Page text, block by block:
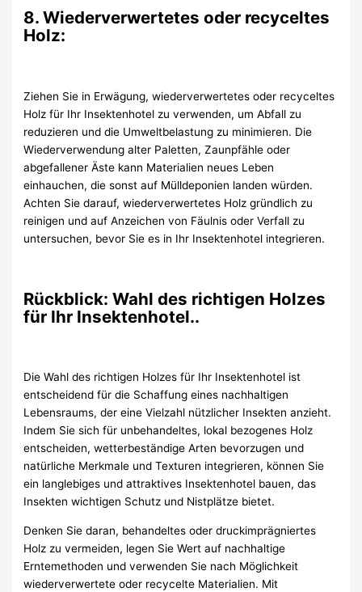
8. Wiederverwertetes oder recyceltes
Holz:
Ziehen Sie in Erwägung, wiederverwertetes oder recyceltes
Holz für Ihr Insektenhotel zu verwenden, um Abfall zu
reduzieren und die Umweltbelastung zu minimieren. Die
Wiederverwendung alter Paletten, Zaunpfähle oder
abgefallener Äste kann Materialien neues Leben
einhauchen, die sonst auf Mülldeponien landen würden.
Achten Sie darauf, wiederverwertetes Holz gründlich zu
reinigen und auf Anzeichen von Fäulnis oder Verfall zu
untersuchen, bevor Sie es in Ihr Insektenhotel integrieren.
Rückblick: Wahl des richtigen Holzes
für Ihr Insektenhotel..
Die Wahl des richtigen Holzes für Ihr Insektenhotel ist
entscheidend für die Schaffung eines nachhaltigen
Lebensraums, der eine Vielzahl nützlicher Insekten anzieht.
Indem Sie sich für unbehandeltes, lokal bezogenes Holz
entscheiden, wetterbeständige Arten bevorzugen und
natürliche Merkmale und Texturen integrieren, können Sie
ein langlebiges und attraktives Insektenhotel bauen, das
Insekten wichtigen Schutz und Nistplätze bietet.
Denken Sie daran, behandeltes oder druckimprägniertes
Holz zu vermeiden, legen Sie Wert auf nachhaltige
Erntemethoden und verwenden Sie nach Möglichkeit
wiederverwertete oder recycelte Materialien. Mit